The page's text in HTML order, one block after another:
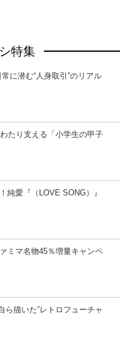
特集
に潜む“人身取引”のリアル
たり支える「小学生の甲子
純愛『（LOVE SONG）』
ミマ名物45％増量キャンペ
描いた”レトロフューチャ